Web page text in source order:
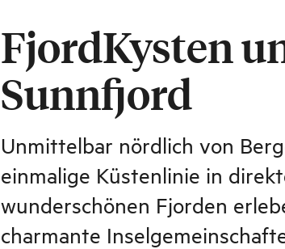
FjordKysten
Sunnfjord
Unmittelbar nördlich von
einmalige Küstenlinie in
wunderschönen Fjorden
charmante